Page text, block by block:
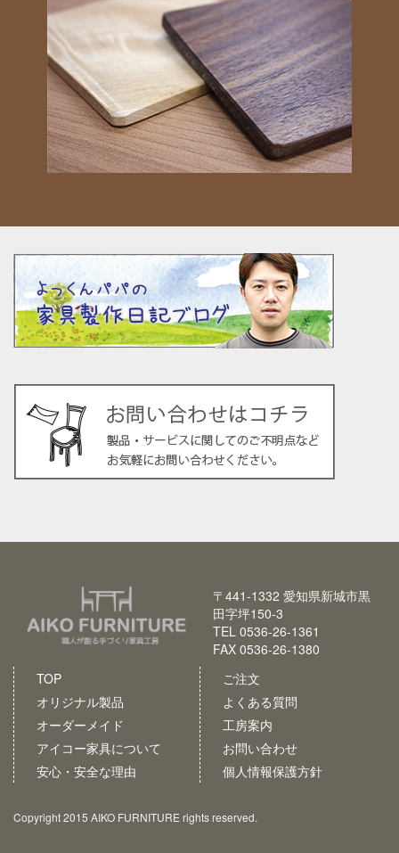
〒441-1332 愛知県新城市黒
田字坪150-3
TEL 0536-26-1361
FAX 0536-26-1380
TOP
オリジナル製品
オーダーメイド
アイコー家具について
安心・安全な理由
ご注文
よくある質問
工房案内
お問い合わせ
個人情報保護方針
Copyright 2015 AIKO FURNITURE rights reserved.